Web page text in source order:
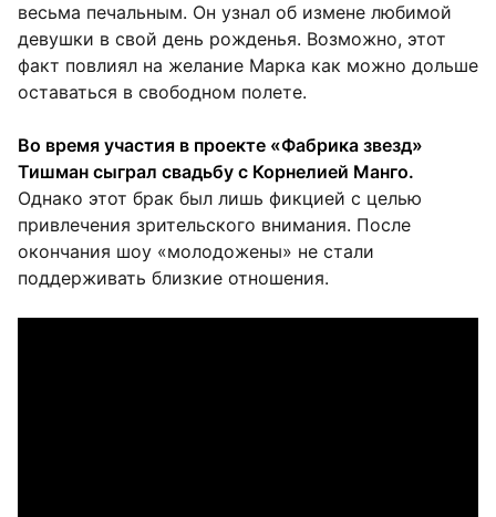
весьма печальным. Он узнал об измене любимой
девушки в свой день рожденья. Возможно, этот
факт повлиял на желание Марка как можно дольше
оставаться в свободном полете.
Во время участия в проекте «Фабрика звезд»
Тишман сыграл свадьбу с Корнелией Манго.
Однако этот брак был лишь фикцией с целью
привлечения зрительского внимания. После
окончания шоу «молодожены» не стали
поддерживать близкие отношения.